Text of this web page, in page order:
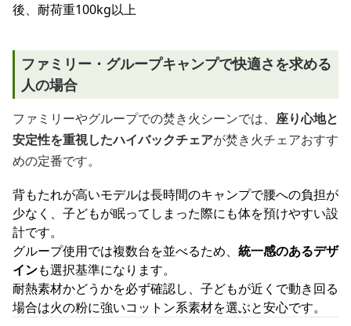
後、耐荷重100kg以上
ファミリー・グループキャンプで快適さを求める
人の場合
ファミリーやグループでの焚き火シーンでは、 座り心地と
安定性を重視したハイバックチェアが焚き火チェアおすす
めの定番です。
背もたれが高いモデルは長時間のキャンプで腰への負担が
少なく、子どもが眠ってしまった際にも体を預けやすい設
計です。
グループ使用では複数台を並べるため、 統一感のあるデザ
インも選択基準になります。
耐熱素材かどうかを必ず確認し、子どもが近くで動き回る
場合は火の粉に強いコットン系素材を選ぶと安心です。